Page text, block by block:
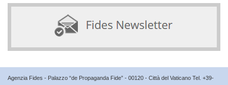
Agenzia Fides - Palazzo “de Propaganda Fide” - 00120 - Città del Vaticano Tel. +39-